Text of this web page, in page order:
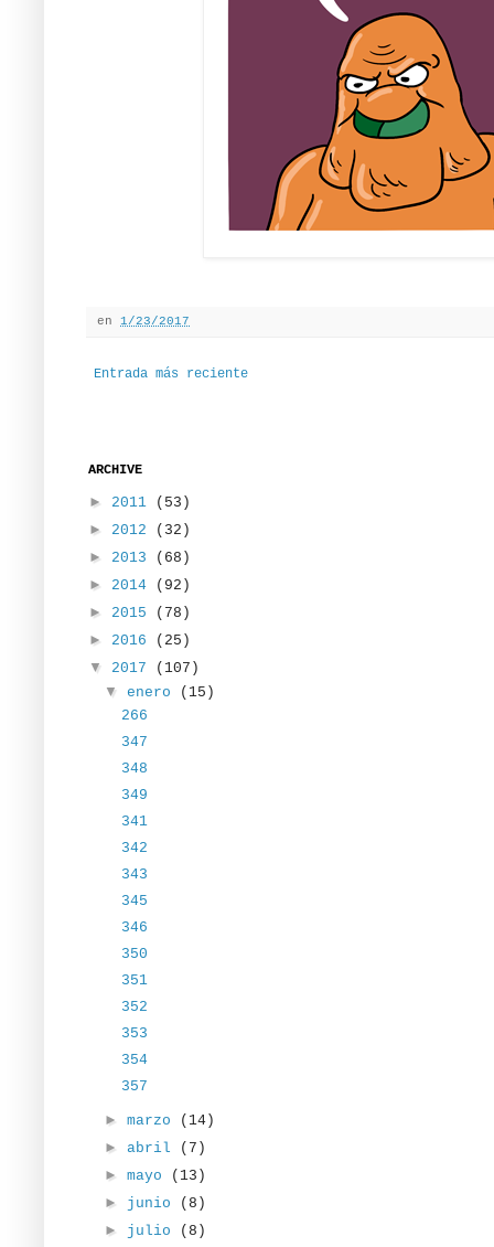
en 1/23/2017
Entrada más reciente
ARCHIVE
► 2011
(53)
► 2012
(32)
► 2013
(68)
► 2014
(92)
► 2015
(78)
► 2016
(25)
▼ 2017
(107)
▼enero
(15)
266
347
348
349
341
342
343
345
346
350
351
352
353
354
357
►marzo
(14)
►abril
(7)
►mayo
(13)
► junio
(8)
► julio
(8)